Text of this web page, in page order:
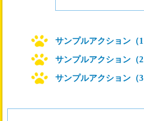
サンプルアクション（
サンプルアクション（
サンプルアクション（